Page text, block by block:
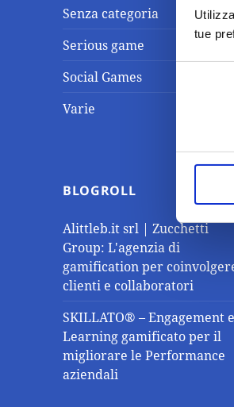
tue
Senza categoria
Serious game
Social Games
Varie
BLOGROLL
Alittleb.it srl | Zucchetti
Group: L'agenzia di
gamification per
clienti e collaboratori
SKILLATO® – Engagement
Learning gamificato per il
migliorare le Performance
aziendali